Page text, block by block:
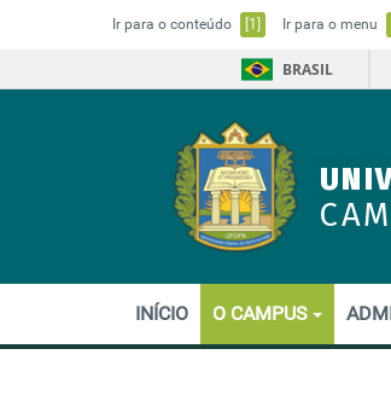
Ir para o conteúdo [1] Ir para o menu
BRASIL
INÍCIO O CAMPUS